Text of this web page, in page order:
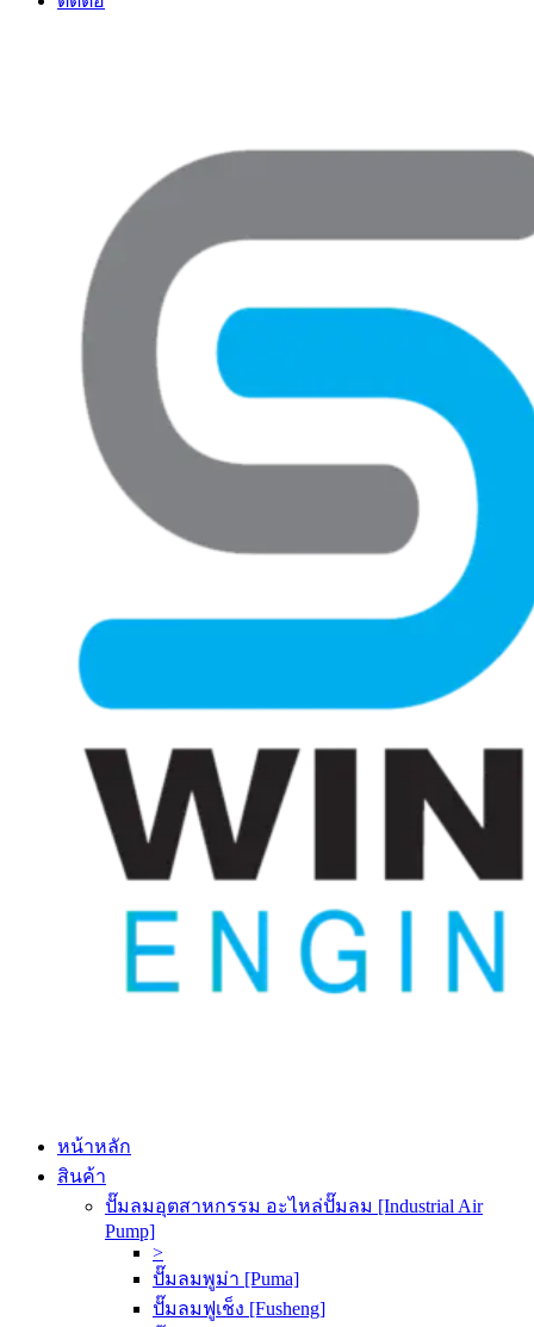
หน้าหลัก
สินค้า
ปั๊มลมอุตสาหกรรม อะไหล่ปั๊มลม [Industrial Air
Pump]
>
ปั๊มลมพูม่า [Puma]
ปั๊มลมฟูเช็ง [Fusheng]